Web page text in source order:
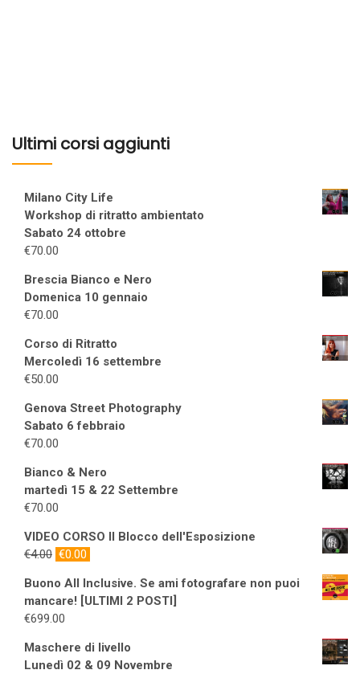
Ultimi corsi aggiunti
Milano City Life
Workshop di ritratto ambientato
Sabato 24 ottobre
€70.00
Brescia Bianco e Nero
Domenica 10 gennaio
€70.00
Corso di Ritratto
Mercoledì 16 settembre
€50.00
Genova Street Photography
Sabato 6 febbraio
€70.00
Bianco & Nero
martedì 15 & 22 Settembre
€70.00
VIDEO CORSO Il Blocco dell'Esposizione
€4.00 Il
originale
era:
€4.00.
€0.00
attuale
è:
Buono All Inclusive. Se ami fotografare non puoi
mancare! [ULTIMI 2 POSTI]
€699.00
Maschere di livello
Lunedì 02 & 09 Novembre